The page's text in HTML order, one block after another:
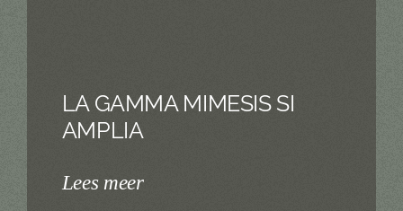
LA GAMMA MIMESIS SI
AMPLIA
Lees meer